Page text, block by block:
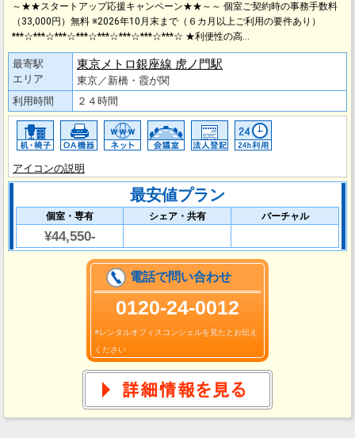
～★★スタートアップ応援キャンペーン★★～～ 個室ご契約時の事務手数料
（33,000円）無料 ※2026年10月末まで（６カ月以上ご利用の要件あり）
***☆***☆***☆***☆***☆***☆***☆***☆ ★利便性の高…
最寄駅
エリア
東京メトロ銀座線 虎ノ門駅
東京／新橋・霞が関
利用時間
２４時間
アイコンの説明
最安値プラン
個室・専有 シェア・共有 バーチャル
¥44,550-
電話で問い合わせ
0120-24-0012
※レンタルオフィスコンシェルを見たとお伝え
ください